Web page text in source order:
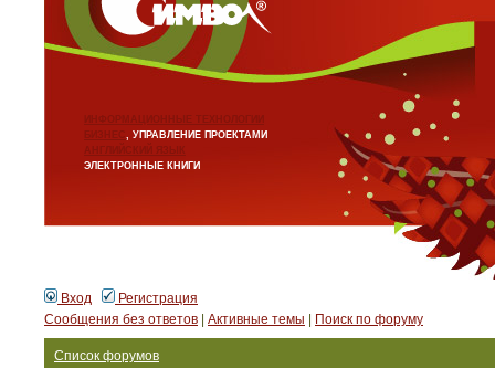
ИНФОРМАЦИОННЫЕ ТЕХНОЛОГИИ
БИЗНЕС, УПРАВЛЕНИЕ ПРОЕКТАМИ
АНГЛИЙСКИЙ ЯЗЫК
ЭЛЕКТРОННЫЕ КНИГИ
Вход
Регистрация
Сообщения без ответов
Активные темы Поиск по форуму
Список форумов